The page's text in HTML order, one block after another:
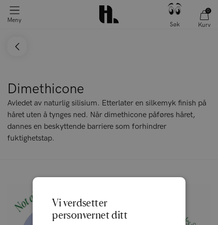
Meny
Søk
0
Kurv
Dimethicone
Avledet av naturlig silisium. Etterlater en silkemyk finish på
håret uten å tynges ned. Når dimethicone påføres håret,
dannes en beskyttende barriere som forhindrer
fuktighetstap.
Vi verdsetter
personvernet ditt